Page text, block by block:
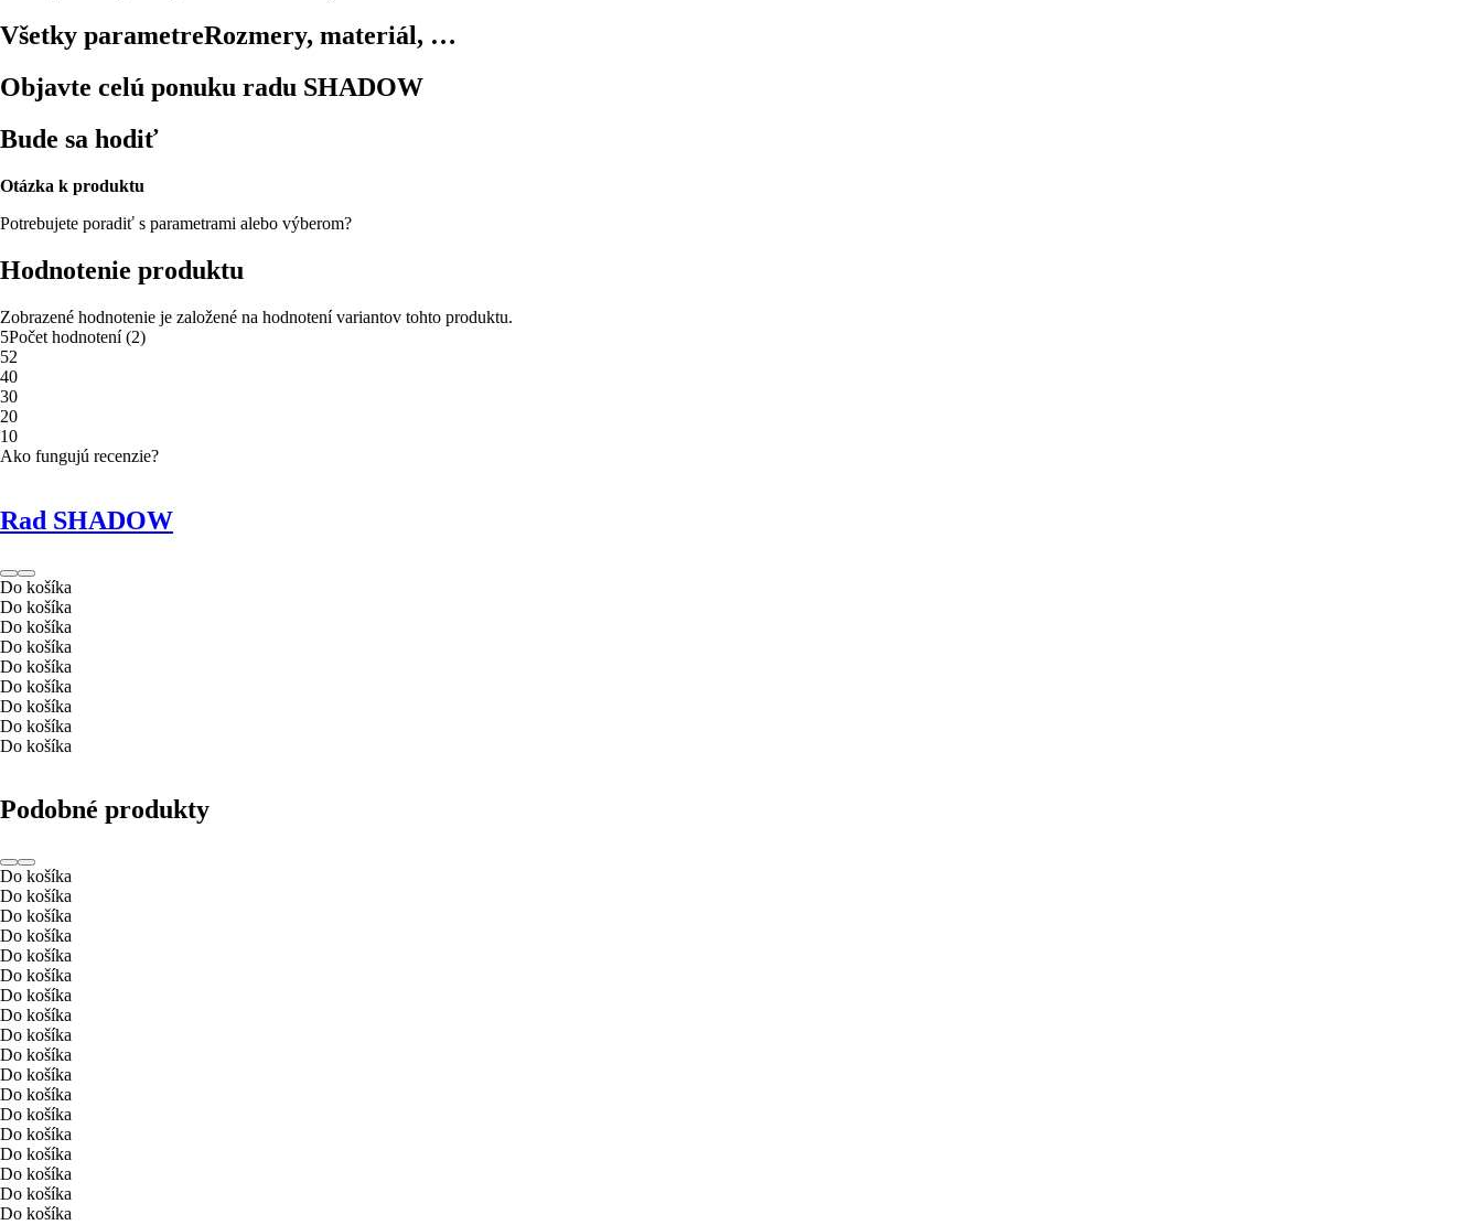
Všetky parametreRozmery, materiál, …
Objavte celú ponuku radu SHADOW
Bude sa hodiť
Otázka k produktu
Potrebujete poradiť s parametrami alebo výberom?
Hodnotenie produktu
Zobrazené hodnotenie je založené na hodnotení variantov tohto produktu.
5Počet hodnotení(2)
52
40
30
20
10
Ako fungujú recenzie?
Rad SHADOW
Do košíka
Do košíka
Do košíka
Do košíka
Do košíka
Do košíka
Do košíka
Do košíka
Do košíka
Podobné produkty
Do košíka
Do košíka
Do košíka
Do košíka
Do košíka
Do košíka
Do košíka
Do košíka
Do košíka
Do košíka
Do košíka
Do košíka
Do košíka
Do košíka
Do košíka
Do košíka
Do košíka
Do košíka